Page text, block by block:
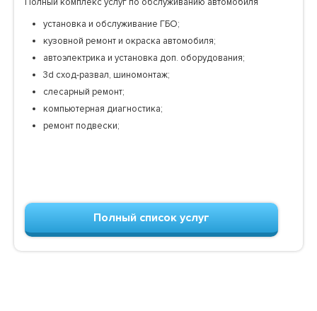
установка и обслуживание ГБО;
кузовной ремонт и окраска автомобиля;
автоэлектрика и установка доп. оборудования;
3d сход-развал, шиномонтаж;
слесарный ремонт;
компьютерная диагностика;
ремонт подвески;
Полный список услуг